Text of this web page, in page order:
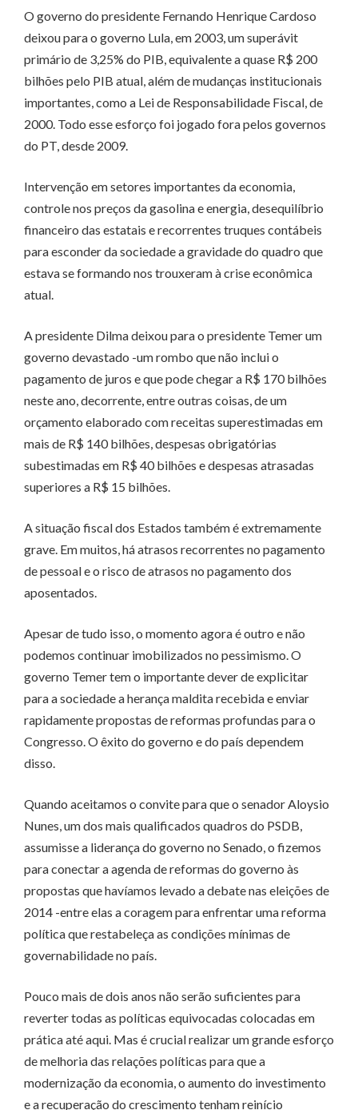
O governo do presidente Fernando Henrique Cardoso
deixou para o governo Lula, em 2003, um superávit
primário de 3,25% do PIB, equivalente a quase R$ 200
bilhões pelo PIB atual, além de mudanças institucionais
importantes, como a Lei de Responsabilidade Fiscal, de
2000. Todo esse esforço foi jogado fora pelos governos
do PT, desde 2009.
Intervenção em setores importantes da economia,
controle nos preços da gasolina e energia, desequilíbrio
financeiro das estatais e recorrentes truques contábeis
para esconder da sociedade a gravidade do quadro que
estava se formando nos trouxeram à crise econômica
atual.
A presidente Dilma deixou para o presidente Temer um
governo devastado -um rombo que não inclui o
pagamento de juros e que pode chegar a R$ 170 bilhões
neste ano, decorrente, entre outras coisas, de um
orçamento elaborado com receitas superestimadas em
mais de R$ 140 bilhões, despesas obrigatórias
subestimadas em R$ 40 bilhões e despesas atrasadas
superiores a R$ 15 bilhões.
A situação fiscal dos Estados também é extremamente
grave. Em muitos, há atrasos recorrentes no pagamento
de pessoal e o risco de atrasos no pagamento dos
aposentados.
Apesar de tudo isso, o momento agora é outro e não
podemos continuar imobilizados no pessimismo. O
governo Temer tem o importante dever de explicitar
para a sociedade a herança maldita recebida e enviar
rapidamente propostas de reformas profundas para o
Congresso. O êxito do governo e do país dependem
disso.
Quando aceitamos o convite para que o senador Aloysio
Nunes, um dos mais qualificados quadros do PSDB,
assumisse a liderança do governo no Senado, o fizemos
para conectar a agenda de reformas do governo às
propostas que havíamos levado a debate nas eleições de
2014 -entre elas a coragem para enfrentar uma reforma
política que restabeleça as condições mínimas de
governabilidade no país.
Pouco mais de dois anos não serão suficientes para
reverter todas as políticas equivocadas colocadas em
prática até aqui. Mas é crucial realizar um grande esforço
de melhoria das relações políticas para que a
modernização da economia, o aumento do investimento
e a recuperação do crescimento tenham reinício